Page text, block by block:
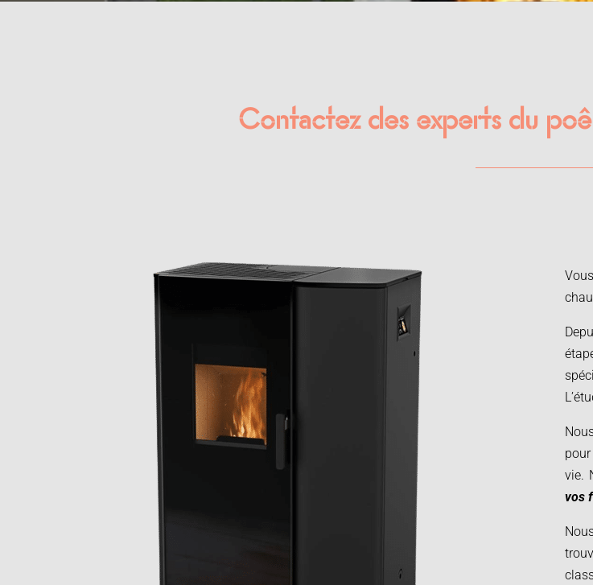
Contactez des experts du
vie.
vos